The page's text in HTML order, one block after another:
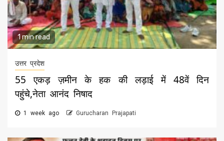
1 min read
उत्तर प्रदेश
55 एकड़ ज़मीन के हक की लड़ाई में 48वें दिन
पहुंचे,नेता आनंद निषाद
1 week ago Gurucharan Prajapati